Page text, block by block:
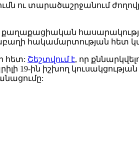
ու տարածաշրջանում
քաղաքացիական
հակամարտության հետ
հետ: Շեշտվում է, որ
ին իշխող կուսակցության